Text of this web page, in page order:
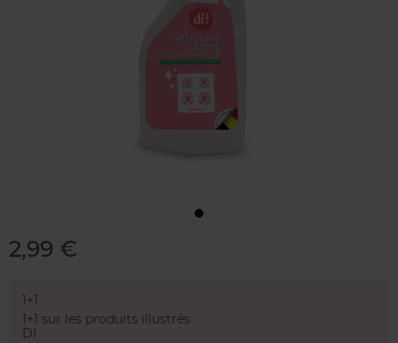
2,99 €
1+1
1+1 sur les produits illustrés
DI